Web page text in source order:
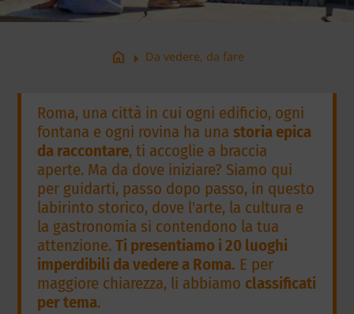
home arrow_right Da vedere, da fare
Roma, una città in cui ogni edificio, ogni
fontana e ogni rovina ha unastoria epica
da raccontare, ti accoglie a braccia
aperte. Ma da dove iniziare? Siamo qui
per guidarti, passo dopo passo, in questo
labirinto storico, dove l'arte, la cultura e
la gastronomia si contendono la tua
attenzione.Ti presentiamo i 20 luoghi
imperdibili da vedere a Roma. E per
maggiore chiarezza, li abbiamo classificati
per tema.